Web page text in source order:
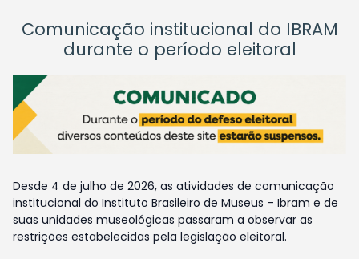
Comunicação institucional do IBRAM
durante o período eleitoral
Desde 4 de julho de 2026, as atividades de comunicação
institucional do Instituto Brasileiro de Museus – Ibram e de
suas unidades museológicas passaram a observar as
restrições estabelecidas pela legislação eleitoral.